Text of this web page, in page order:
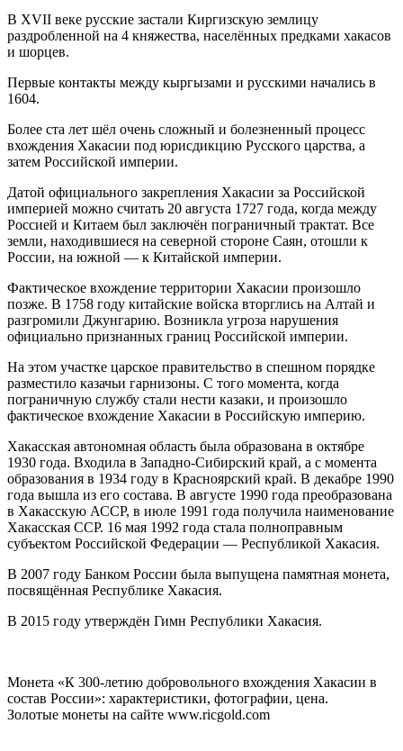
В XVII веке русские застали Киргизскую землицу
раздробленной на 4 княжества, населённых предками хакасов
и шорцев.
Первые контакты между кыргызами и русскими начались в
1604.
Более ста лет шёл очень сложный и болезненный процесс
вхождения Хакасии под юрисдикцию Русского царства, а
затем Российской империи.
Датой официального закрепления Хакасии за Российской
империей можно считать 20 августа 1727 года, когда между
Россией и Китаем был заключён пограничный трактат. Все
земли, находившиеся на северной стороне Саян, отошли к
России, на южной — к Китайской империи.
Фактическое вхождение территории Хакасии произошло
позже. В 1758 году китайские войска вторглись на Алтай и
разгромили Джунгарию. Возникла угроза нарушения
официально признанных границ Российской империи.
На этом участке царское правительство в спешном порядке
разместило казачьи гарнизоны. С того момента, когда
пограничную службу стали нести казаки, и произошло
фактическое вхождение Хакасии в Российскую империю.
Хакасская автономная область была образована в октябре
1930 года. Входила в Западно-Сибирский край, а с момента
образования в 1934 году в Красноярский край. В декабре 1990
года вышла из его состава. В августе 1990 года преобразована
в Хакасскую АССР, в июле 1991 года получила наименование
Хакасская ССР. 16 мая 1992 года стала полноправным
субъектом Российской Федерации — Республикой Хакасия.
В 2007 году Банком России была выпущена памятная монета,
посвящённая Республике Хакасия.
В 2015 году утверждён Гимн Республики Хакасия.
Монета «К 300-летию добровольного вхождения Хакасии в
состав России»: характеристики, фотографии, цена.
Золотые монеты на сайте www.ricgold.com